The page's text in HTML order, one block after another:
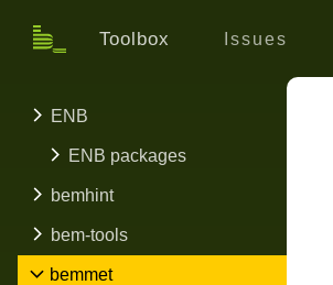
Issues
Toolbox
ENB
ENB packages
bemhint
bem-tools
bemmet